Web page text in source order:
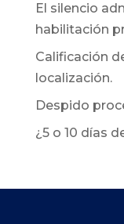
El silencio
habilitación
Calificación
localización.
Despido
¿5 o 10 días